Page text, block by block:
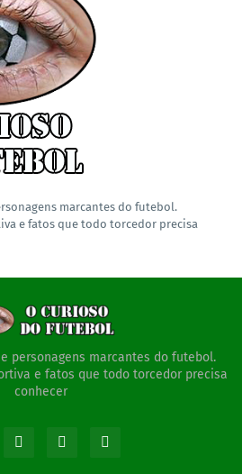
marcantes do futebol.
e fatos que todo torcedor precisa
personagens marcantes do futebol.
e fatos que todo torcedor precisa
conhecer